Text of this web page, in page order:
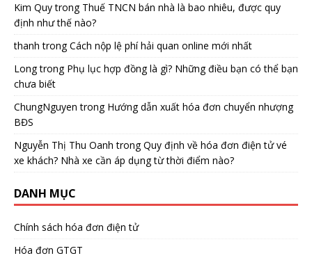
Kim Quytrong Thuế TNCN bán nhà là bao nhiêu, được quy
định như thế nào?
thanh trongCách nộp lệ phí hải quan online mới nhất
Longtrong Phụ lục hợp đồng là gì? Những điều bạn có thể bạn
chưa biết
ChungNguyen trong Hướng dẫn xuất hóa đơn chuyển nhượng
BĐS
Nguyễn Thị Thu Oanh trongQuy định về hóa đơn điện tử vé
xe khách? Nhà xe cần áp dụng từ thời điểm nào?
DANH MỤC
Chính sách hóa đơn điện tử
Hóa đơn GTGT